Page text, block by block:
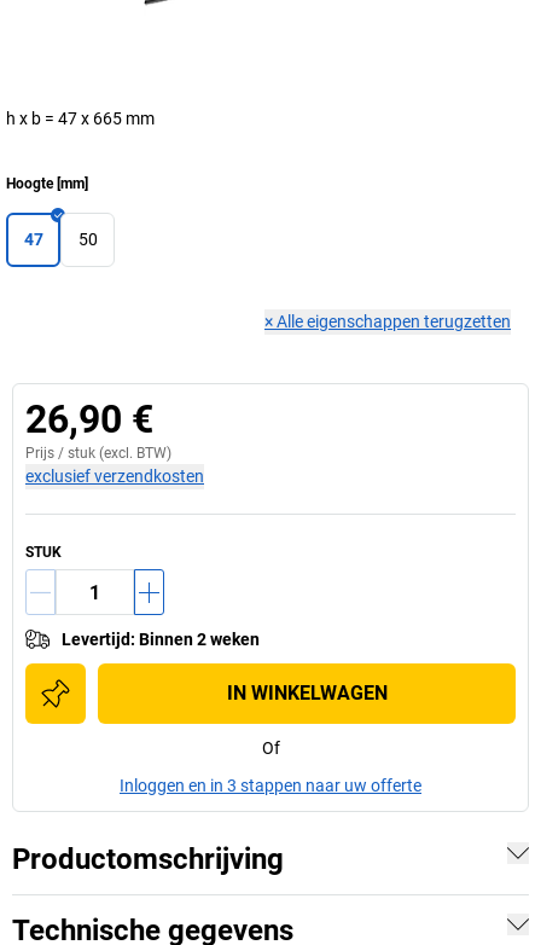
h x b = 47 x 665 mm
Hoogte[mm]
47 50
×Alle eigenschappen terugzetten
26,90 €
Prijs / stuk (excl. BTW)
exclusief verzendkosten
STUK
Levertijd: Binnen 2 weken
IN WINKELWAGEN
Of
Inloggen en in 3 stappen naar uw offerte
Productomschrijving
Technische gegevens